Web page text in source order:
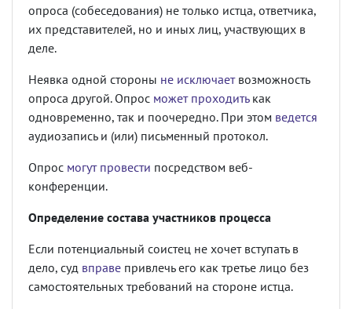
опроса (собеседования) не только истца, ответчика,
их представителей, но и иных лиц, участвующих в
деле.
Неявка одной стороны не исключаетвозможность
опроса другой. Опрос может проходитькак
одновременно, так и поочередно. При этом ведется
аудиозапись и (или) письменный протокол.
Опрос могут провести посредством веб-
конференции.
Определение состава участников процесса
Если потенциальный соистец не хочет вступать в
дело, суд вправе привлечь его как третье лицо без
самостоятельных требований на стороне истца.